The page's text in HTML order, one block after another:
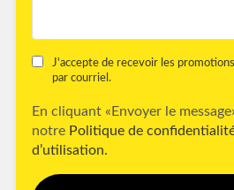
J'accepte de recevoir les
par courriel.
En cliquant «Envoyer le
notre Politique de
d’utilisation.